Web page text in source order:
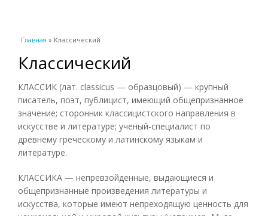
Вы здесь
Главная » Классический
Классический
КЛАССИК (лат. classicus — образцовый) — крупный
писатель, поэт, публицист, имеющий общепризнанное
значение; сторонник классицистского направления в
искусстве и литературе; ученый-специалист по
древнему греческому и латинскому языкам и
литературе.
КЛАССИКА — непревзойденные, выдающиеся и
общепризнанные произведения литературы и
искусства, которые имеют непреходящую ценность для